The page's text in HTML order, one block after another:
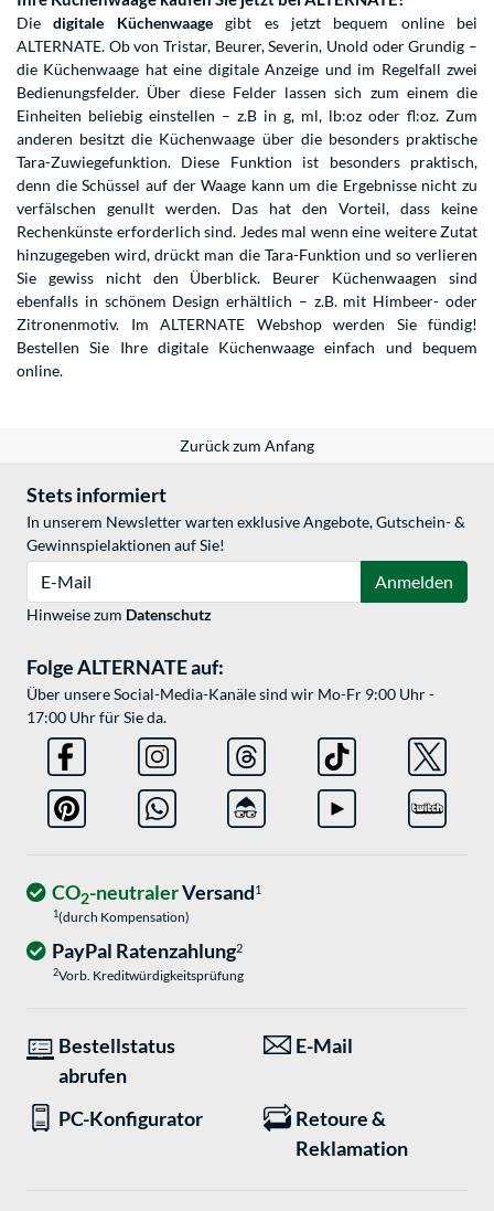
Diedigitale Küchenwaagegibt es jetzt bequem online bei
ALTERNATE. Ob von Tristar, Beurer, Severin, Unold oder Grundig –
die Küchenwaage hat eine digitale Anzeige und im Regelfall zwei
Bedienungsfelder. Über diese Felder lassen sich zum einem die
Einheiten beliebig einstellen – z.B in g, ml, lb:oz oder fl:oz. Zum
anderen besitzt die Küchenwaage über die besonders praktische
Tara-Zuwiegefunktion. Diese Funktion ist besonders praktisch,
denn die Schüssel auf der Waage kann um die Ergebnisse nicht zu
verfälschen genullt werden. Das hat den Vorteil, dass keine
Rechenkünste erforderlich sind. Jedes mal wenn eine weitere Zutat
hinzugegeben wird, drückt man die Tara-Funktion und so verlieren
Sie gewiss nicht den Überblick. Beurer Küchenwaagen sind
ebenfalls in schönem Design erhältlich – z.B. mit Himbeer- oder
Zitronenmotiv. Im ALTERNATE Webshop werden Sie fündig!
Bestellen Sie Ihre digitale Küchenwaage einfach und bequem
online.
Zurück zum Anfang
Stets informiert
In unserem Newsletter warten exklusive Angebote, Gutschein- &
Gewinnspielaktionen auf Sie!
E-Mail
Anmelden
Hinweise zum Datenschutz
Folge ALTERNATE auf:
Über unsere Social-Media-Kanäle sind wir Mo-Fr 9:00 Uhr -
17:00 Uhr für Sie da.
CO2-neutralerVersand1
1(durch Kompensation)
PayPal Ratenzahlung2
2Vorb. Kreditwürdigkeitsprüfung
Bestellstatus
abrufen
E-Mail
PC-Konfigurator
Retoure &
Reklamation